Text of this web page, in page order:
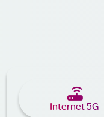

Internet 5G